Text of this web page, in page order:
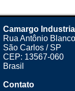
Camargo
Rua Antônio
São Carlos / SP
CEP: 13567-060
Brasil
Contato